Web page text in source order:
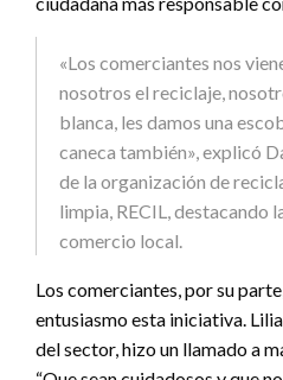
«Los comerciantes nos
nosotros el reciclaje,
blanca, les damos una
caneca también», explicó
de la organización de
limpia, RECIL, destacando
comercio local.
Los comerciantes, por su
entusiasmo esta iniciativa.
del sector, hizo un llamado a